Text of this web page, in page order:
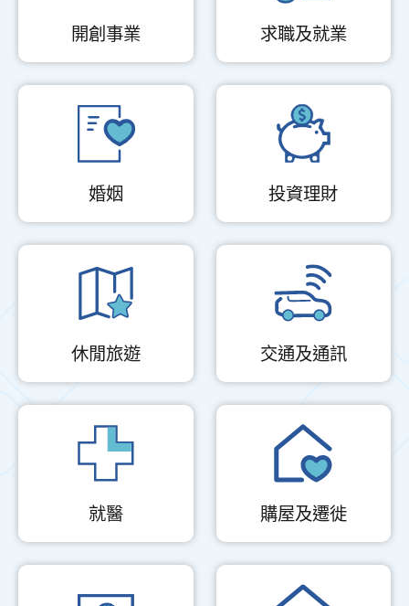
開創事業 求職及就業
婚姻 投資理財
休閒旅遊 交通及通訊
就醫 購屋及遷徙